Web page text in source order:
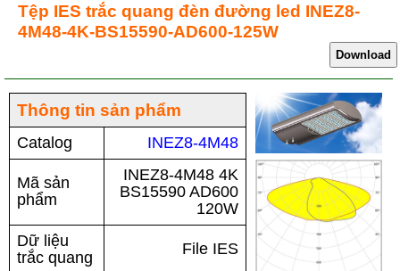
Tệp IES trắc quang đèn đường led INEZ8-
4M48-4K-BS15590-AD600-125W
Thông tin sản phẩm
Catalog INEZ8-4M48
Mã sản
phẩm
INEZ8-4M48 4K
BS15590 AD600
120W
Dữ liệu
trắc quang
File IES